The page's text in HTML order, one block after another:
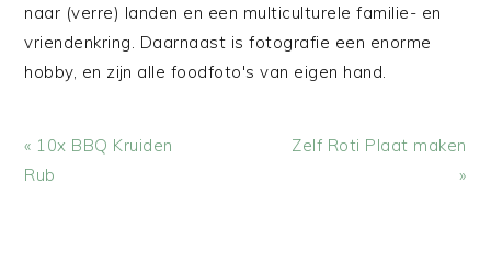
naar (verre) landen en een multiculturele familie- en
vriendenkring. Daarnaast is fotografie een enorme
hobby, en zijn alle foodfoto's van eigen hand.
Vorig
bericht:
« 10x BBQ Kruiden
Rub
Volgend
Zelf Roti Plaat maken
»